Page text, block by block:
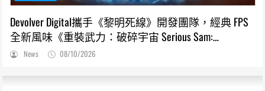
Devolver Digital攜手《黎明死線》開發團隊，經典 FPS
全新風味《重裝武力：破碎宇宙 Serious Sam:
Shatterverse》將於 9/1 登上 PC 和主機平台
News 08/10/2026